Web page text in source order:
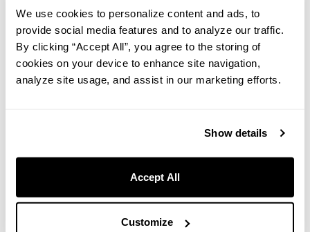
We use cookies to personalize content and ads, to
provide social media features and to analyze our traffic.
By clicking “Accept All”, you agree to the storing of
cookies on your device to enhance site navigation,
analyze site usage, and assist in our marketing efforts.
Show details
Accept All
Customize
2024年3月渋谷で歴史と調和するホステルホテルが誕生。地下を走
行する東急東横線の直上に建ち、旧高架線路の過去が空間デザイ
ンとアートで蘇る。自由な雰囲気と共に、渋谷の歴史に触れる特
別な滞在をお楽しみください。
<施設概要>
アクセス JR「渋谷」駅新南口から徒歩7分（各線「渋谷」駅C2出口
Web／Instagram